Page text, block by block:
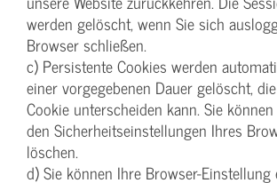
werden gelöscht, wenn Sie sich
Browser schließen.
c) Persistente Cookies werden
einer vorgegebenen Dauer gelöscht,
Cookie unterscheiden kann. Sie
den Sicherheitseinstellungen Ihres
löschen.
d) Sie können Ihre Browser-Einstellung